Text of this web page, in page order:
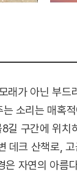
래가 아닌 부드
소리는 매혹
구간에 위치
데크 산책로,
자연의 아름